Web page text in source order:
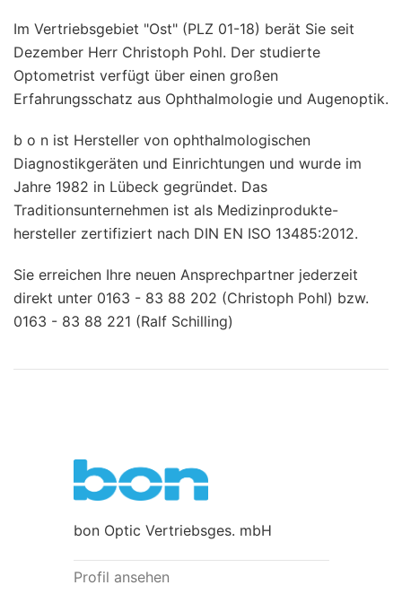
Im Vertriebsgebiet "Ost" (PLZ 01-18) berät Sie seit
Dezember Herr Christoph Pohl. Der studierte
Optometrist verfügt über einen großen
Erfahrungsschatz aus Ophthalmologie und Augenoptik.
b o n ist Hersteller von ophthalmologischen
Diagnostikgeräten und Einrichtungen und wurde im
Jahre 1982 in Lübeck gegründet. Das
Traditionsunternehmen ist als Medizinprodukte-
hersteller zertifiziert nach DIN EN ISO 13485:2012.
Sie erreichen Ihre neuen Ansprechpartner jederzeit
direkt unter 0163 - 83 88 202 (Christoph Pohl) bzw.
0163 - 83 88 221 (Ralf Schilling)
bon Optic Vertriebsges. mbH
Profil ansehen